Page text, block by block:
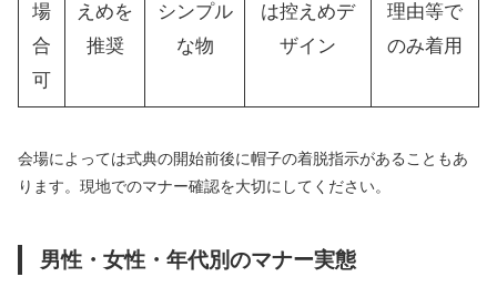
場
合
可
えめを
推奨
シンプル
な物
は控えめデ
ザイン
理由等で
のみ着用
会場によっては式典の開始前後に帽子の着脱指示があることもあ
ります。現地でのマナー確認を大切にしてください。
男性・女性・年代別のマナー実態